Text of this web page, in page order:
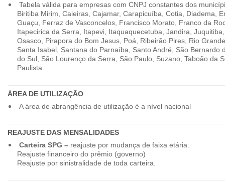
Tabela válida para empresas com CNPJ constantes dos
Biritiba Mirim, Caieiras, Cajamar, Carapicuíba, Cotia, Diadema,
Guaçu, Ferraz de Vasconcelos, Francisco Morato, Franco da
Itapecirica da Serra, Itapevi, Itaquaquecetuba, Jandira,
Osasco, Pirapora do Bom Jesus, Poá, Ribeirão Pires, Rio
Santa Isabel, Santana do Parnaíba, Santo André, São Bernardo
do Sul, São Lourenço da Serra, São Paulo, Suzano, Taboão da
Paulista.
ÁREA DE UTILIZAÇÃO
A área de abrangência de utilização é a nível nacional
REAJUSTE DAS MENSALIDADES
Carteira SPG –reajuste por mudança de faixa etária.
Reajuste financeiro do prêmio (governo)
Reajuste por sinistralidade de toda carteira.